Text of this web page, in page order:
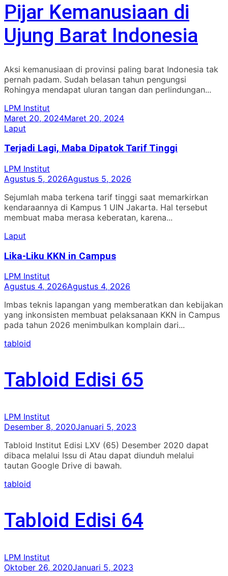
Pijar Kemanusiaan di
Ujung Barat Indonesia
Aksi kemanusiaan di provinsi paling barat Indonesia tak
pernah padam. Sudah belasan tahun pengungsi
Rohingya mendapat uluran tangan dan perlindungan...
LPM Institut
Maret 20, 2024Maret 20, 2024
Laput
Terjadi Lagi, Maba Dipatok Tarif Tinggi
LPM Institut
Agustus 5, 2026Agustus 5, 2026
Sejumlah maba terkena tarif tinggi saat memarkirkan
kendaraannya di Kampus 1 UIN Jakarta. Hal tersebut
membuat maba merasa keberatan, karena...
Laput
Lika-Liku KKN in Campus
LPM Institut
Agustus 4, 2026Agustus 4, 2026
Imbas teknis lapangan yang memberatkan dan kebijakan
yang inkonsisten membuat pelaksanaan KKN in Campus
pada tahun 2026 menimbulkan komplain dari...
tabloid
Tabloid Edisi 65
LPM Institut
Desember 8, 2020Januari 5, 2023
Tabloid Institut Edisi LXV (65) Desember 2020 dapat
dibaca melalui Issu di Atau dapat diunduh melalui
tautan Google Drive di bawah.
tabloid
Tabloid Edisi 64
LPM Institut
Oktober 26, 2020Januari 5, 2023